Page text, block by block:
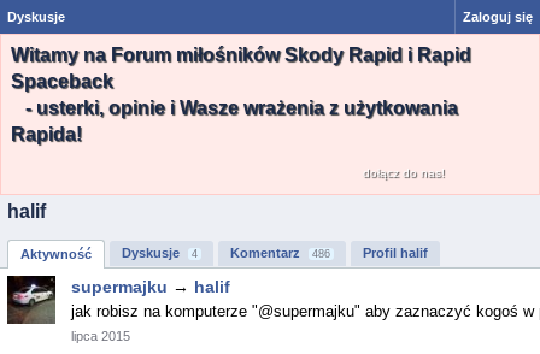
Dyskusje Zaloguj się
Witamy na Forum miłośników Skody Rapid i Rapid
Spaceback
- usterki, opinie i Wasze wrażenia z użytkowania
Rapida!
dołącz do nas!
halif
Aktywność Dyskusje 4 Komentarz 486 Profil halif
supermajku → halif
jak robisz na komputerze "@supermajku" aby zaznaczyć kogoś w
lipca 2015